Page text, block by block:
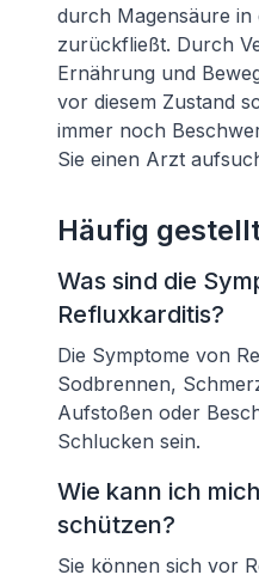
durch Magensäure in
zurückfließt. Durch
Ernährung und
vor diesem Zustand
immer noch
Sie einen Arzt
Häufig
Was sind die
Refluxkarditis?
Die Symptome von
Sodbrennen,
Aufstoßen oder
Schlucken sein.
Wie kann ich
schützen?
Sie können sich vor